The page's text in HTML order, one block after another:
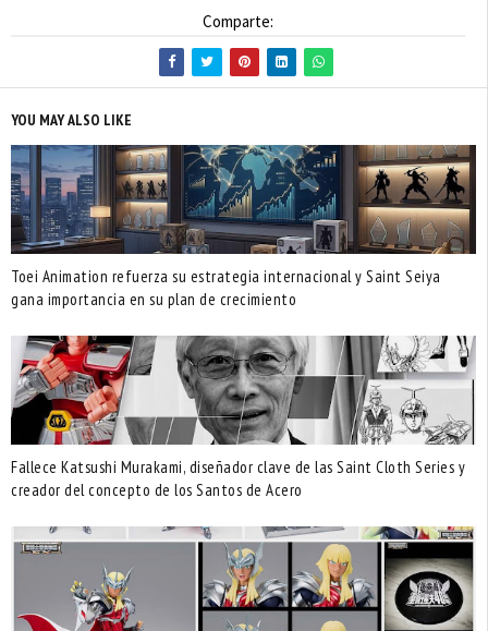
Comparte:
YOU MAY ALSO LIKE
Toei Animation refuerza su estrategia internacional y Saint Seiya
gana importancia en su plan de crecimiento
Fallece Katsushi Murakami, diseñador clave de las Saint Cloth Series y
creador del concepto de los Santos de Acero